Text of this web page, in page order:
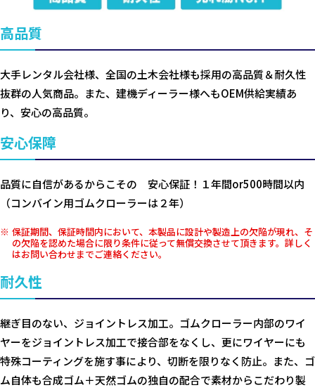
高品質
大手レンタル会社様、全国の土木会社様も採用の高品質＆耐久性
抜群の人気商品。また、建機ディーラー様へもOEM供給実績あ
り、安心の高品質。
安心保障
品質に自信があるからこその 安心保証！１年間or500時間以内
（コンバイン用ゴムクローラーは２年）
保証期間、保証時間内において、本製品に設計や製造上の欠陥が現れ、そ
の欠陥を認めた場合に限り条件に従って無償交換させて頂きます。詳しく
はお問い合わせまでご連絡ください。
耐久性
継ぎ目のない、ジョイントレス加工。ゴムクローラー内部のワイ
ヤーをジョイントレス加工で接合部をなくし、更にワイヤーにも
特殊コーティングを施す事により、切断を限りなく防止。また、ゴ
ム自体も合成ゴム＋天然ゴムの独自の配合で素材からこだわり製